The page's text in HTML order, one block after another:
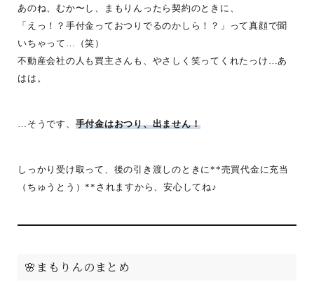
あのね、むか〜し、まもりんったら契約のときに、
「えっ！？手付金っておつりでるのかしら！？」って真顔で聞
いちゃって…（笑）
不動産会社の人も買主さんも、やさしく笑ってくれたっけ…あ
はは。
…そうです、 手付金はおつり、出ません！
しっかり受け取って、後の引き渡しのときに**売買代金に充当
（ちゅうとう）**されますから、安心してね♪
🌸まもりんのまとめ